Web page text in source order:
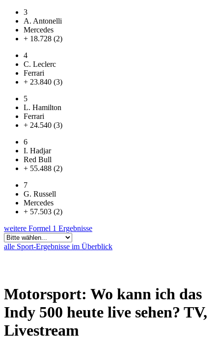
3
A. Antonelli
Mercedes
+ 18.728 (2)
4
C. Leclerc
Ferrari
+ 23.840 (3)
5
L. Hamilton
Ferrari
+ 24.540 (3)
6
I. Hadjar
Red Bull
+ 55.488 (2)
7
G. Russell
Mercedes
+ 57.503 (2)
weitere Formel 1 Ergebnisse
alle Sport-Ergebnisse im Überblick
Motorsport: Wo kann ich das
Indy 500 heute live sehen? TV,
Livestream